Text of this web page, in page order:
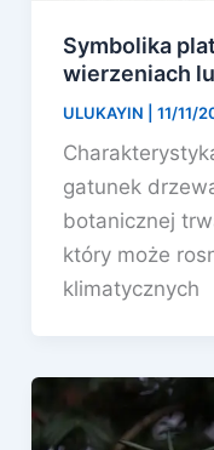
Symbolika
wierzeniach
ULUKAYIN 11/11/
gatunek
botanicznej
który może
klimatycznych